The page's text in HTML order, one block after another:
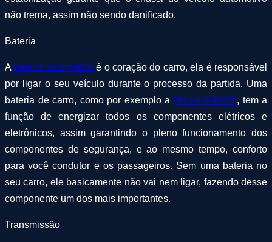
não trema, assim não sendo danificado.
Bateria
A bateria automotiva é o coração do carro, ela é responsável
por ligar o seu veículo durante o processo da partida. Uma
bateria de carro, como por exemplo a Moura M40SD, tem a
função de energizar todos os componentes elétricos e
eletrônicos, assim garantindo o pleno funcionamento dos
componentes de segurança, e ao mesmo tempo, conforto
para você condutor e os passageiros. Sem uma bateria no
seu carro, ele basicamente não vai nem ligar, fazendo desse
componente um dos mais importantes.
Transmissão